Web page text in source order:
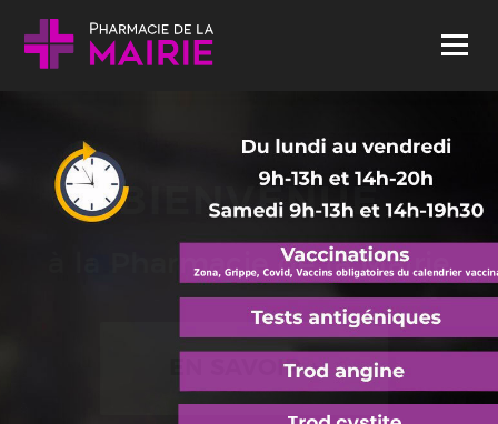
Skip to content
Menu
BIENVENUE
à la Pharmacie de la Mairie
EN SAVOIR +